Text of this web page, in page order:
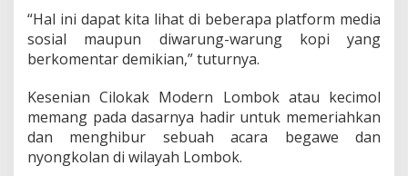
“Hal ini dapat kita lihat di beberapa platform media
sosial maupun diwarung-warung kopi yang
berkomentar demikian,” tuturnya.
Kesenian Cilokak Modern Lombok atau kecimol
memang pada dasarnya hadir untuk memeriahkan
dan menghibur sebuah acara begawe dan
nyongkolan di wilayah Lombok.